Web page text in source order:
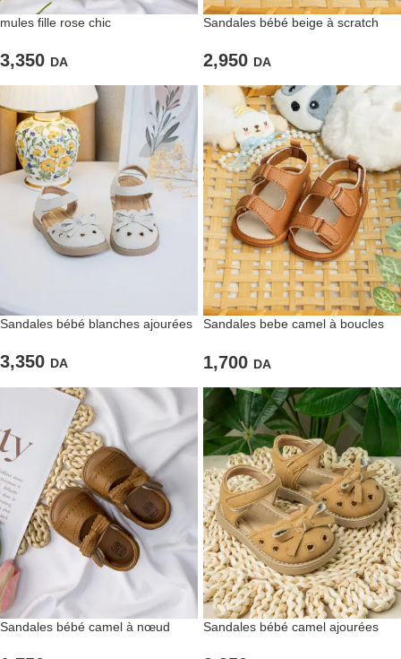
mules fille rose chic
3,350 DA
Sandales bébé beige à scratch
2,950 DA
Sandales bébé blanches ajourées
3,350 DA
Sandales bebe camel à boucles
1,700 DA
Sandales bébé camel à nœud Sandales bébé camel ajourées